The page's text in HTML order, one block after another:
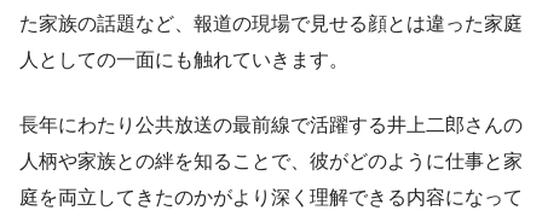
た家族の話題など、報道の現場で見せる顔とは違った家庭
人としての一面にも触れていきます。
長年にわたり公共放送の最前線で活躍する井上二郎さんの
人柄や家族との絆を知ることで、彼がどのように仕事と家
庭を両立してきたのかがより深く理解できる内容になって